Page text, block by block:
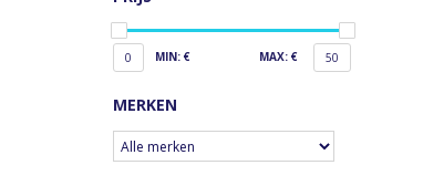
0 MIN: € MAX: € 50
MERKEN